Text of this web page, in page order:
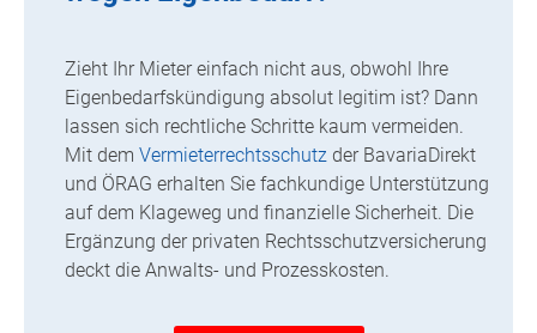
Zieht Ihr Mieter einfach nicht aus, obwohl Ihre
Eigenbedarfskündigung absolut legitim ist? Dann
lassen sich rechtliche Schritte kaum vermeiden.
Mit dem Vermieterrechtsschutz der BavariaDirekt
und ÖRAG erhalten Sie fachkundige Unterstützung
auf dem Klageweg und finanzielle Sicherheit. Die
Ergänzung der privaten Rechtsschutzversicherung
deckt die Anwalts- und Prozesskosten.